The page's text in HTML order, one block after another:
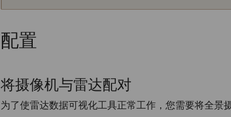
配置
将摄像机与雷达配对
为了使雷达数据可视化工具正常工作，您需要将全